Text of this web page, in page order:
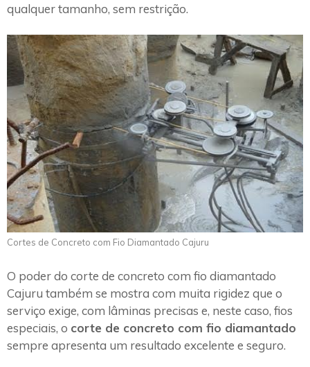
qualquer tamanho, sem restrição.
Cortes de Concreto com Fio Diamantado Cajuru
O poder do corte de concreto com fio diamantado
Cajuru também se mostra com muita rigidez que o
serviço exige, com lâminas precisas e, neste caso, fios
especiais, o corte de concreto com fio diamantado
sempre apresenta um resultado excelente e seguro.